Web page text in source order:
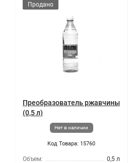
Продано
Преобразователь ржавчины
(0,5 л)
Нет в наличии
Код Товара: 15760
Объем:
0,5 л